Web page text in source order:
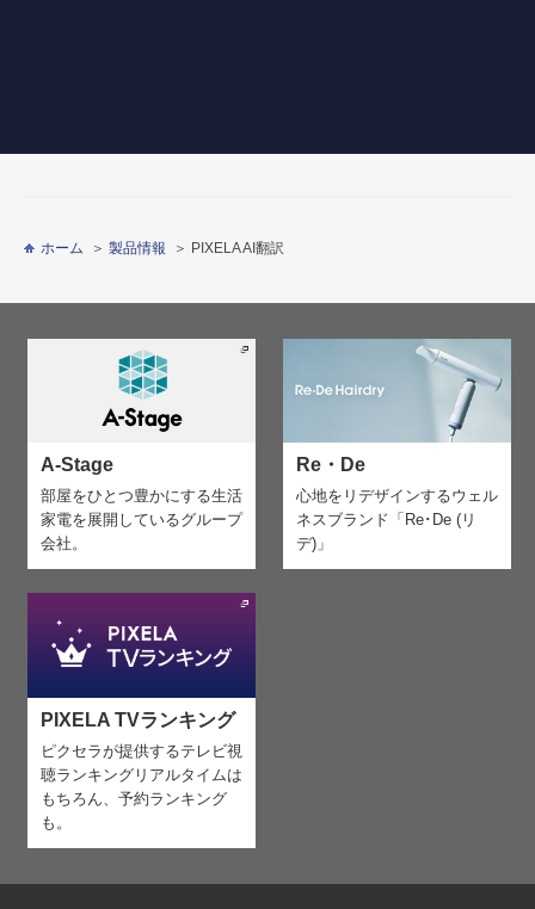
ホーム 製品情報 PIXELA AI翻訳
A-Stage
部屋をひとつ豊かにする生活
家電を展開しているグループ
会社。
Re・De
心地をリデザインするウェル
ネスブランド「Re･De (リ
デ)」
PIXELA TVランキング
ピクセラが提供するテレビ視
聴ランキング リアルタイムは
もちろん、予約ランキング
も。